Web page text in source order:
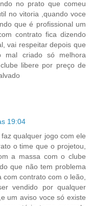
no prato que comeu
no vitoria ,quando voce
que é profissional um
contrato fica dizendo
vai respeitar depois que
mal criado só melhora
libere por preço de
19:04
qualquer jogo com ele
o time que o projetou,
a massa com o clube
que não tem problema
com contrato com o leão,
vendido por qualquer
um aviso voce só existe